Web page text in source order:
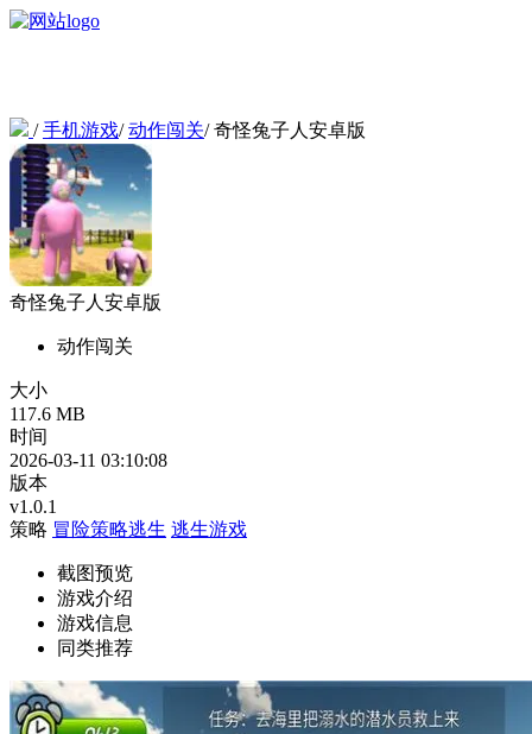
/手机游戏/动作闯关/奇怪兔子人安卓版
奇怪兔子人安卓版
动作闯关
大小
117.6 MB
时间
2026-03-11 03:10:08
版本
v1.0.1
策略 冒险策略逃生 逃生游戏
截图预览
游戏介绍
游戏信息
同类推荐